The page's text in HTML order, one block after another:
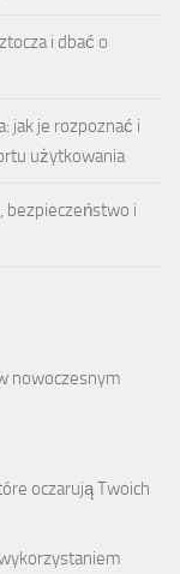
i dbać o
jak je rozpoznać i
użytkowania
bezpieczeństwo i
nowoczesnym
oczarują Twoich